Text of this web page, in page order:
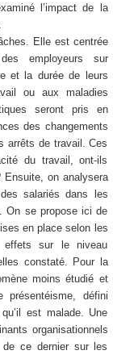
l’impact de la
Elle est centrée
employeurs sur
et la durée de leurs
ou aux maladies
seront pris en
des changements
arrêts de travail. Ces
du travail, ont-ils
on analysera
salariés dans les
On se propose ici de
en place selon les
effets sur le niveau
constaté. Pour la
moins étudié et
présentéisme, défini
est malade. Une
organisationnels
ce dernier sur les